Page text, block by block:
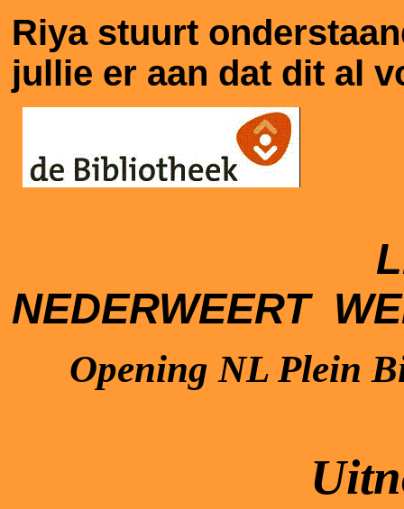
Riya stuurt
jullie er aan dat dit al
NEDERWEERT
Opening NL Plein